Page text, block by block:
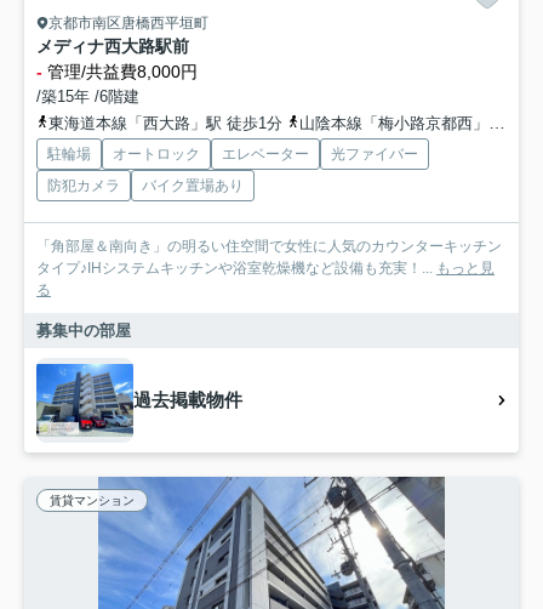
京都市南区唐橋西平垣町
メディナ西大路駅前
- 管理/共益費8,000円
/築15年 /6階建
東海道本線「西大路」駅 徒歩1分
山陰本線「梅小路京都西」駅 徒歩19分
駐輪場 オートロック エレベーター
光ファイバー
防犯カメラ
バイク置場あり
「角部屋＆南向き」の明るい住空間で女性に人気のカウンターキッチン
タイプ♪IHシステムキッチンや浴室乾燥機など設備も充実！...
もっと見
る
募集中の部屋
過去掲載物件
賃貸マンション